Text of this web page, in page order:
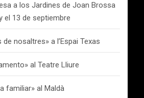
a los Jardines de Joan Brossa
el 13 de septiembre
nosaltres» a l’Espai Texas
al Teatre Lliure
familiar» al Maldà